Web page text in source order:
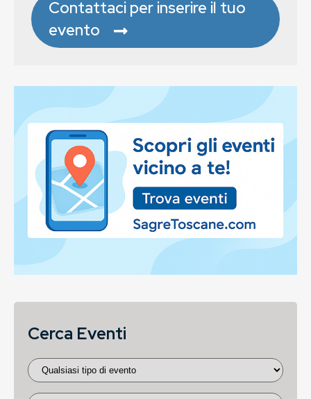
Contattaci per inserire il tuo
evento
Cerca Eventi